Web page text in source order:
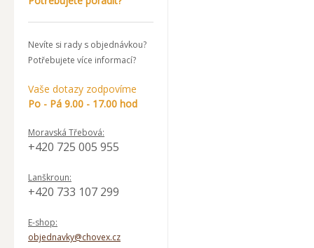
Nevíte si rady s objednávkou?
Potřebujete více informací?
Vaše dotazy zodpovíme
Po - Pá 9.00 - 17.00 hod
Moravská Třebová:
+420 725 005 955
Lanškroun:
+420 733 107 299
E-shop:
objednavky@chovex.cz